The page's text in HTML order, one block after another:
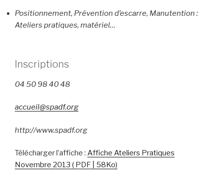
Positionnement, Prévention d’escarre, Manutention :
Ateliers pratiques, matériel…
Inscriptions
04 50 98 40 48
accueil@spadf.org
http://www.spadf.org
Télécharger l’affiche : Affiche Ateliers Pratiques
Novembre 2013 ( PDF | 58Ko)